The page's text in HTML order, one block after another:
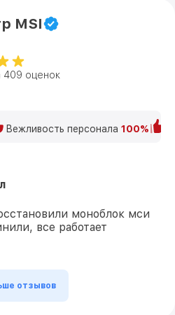
MSI
409 оценок
Вежливость персонала 100%
моноблок мси
все работает
отзывов